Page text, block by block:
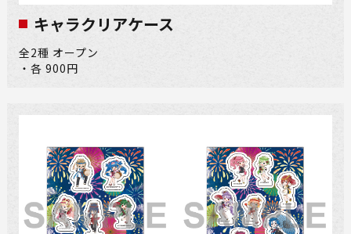
キャラクリアケース
全2種 オープン
・各 900円